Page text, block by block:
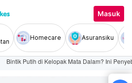
Masuk
Homecare Asuransiku
Bintik Putih di Kelopak Mata Dalam? Ini